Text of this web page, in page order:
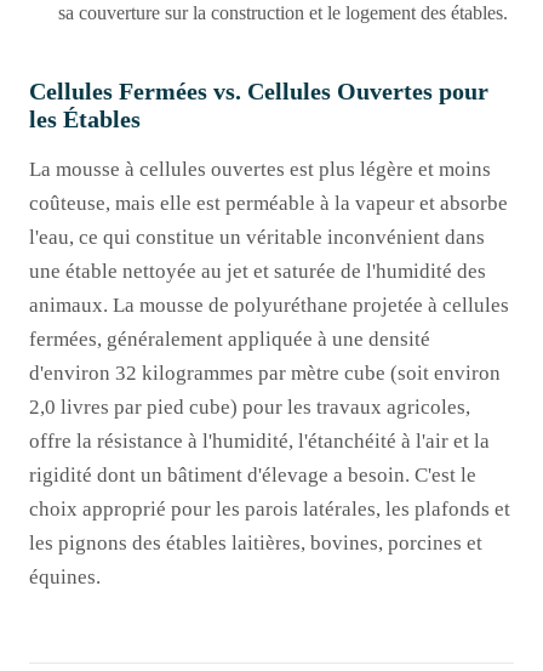
sa couverture sur la construction et le logement des étables.
Cellules Fermées vs. Cellules Ouvertes pour
les Étables
La mousse à cellules ouvertes est plus légère et moins
coûteuse, mais elle est perméable à la vapeur et absorbe
l'eau, ce qui constitue un véritable inconvénient dans
une étable nettoyée au jet et saturée de l'humidité des
animaux. La mousse de polyuréthane projetée à cellules
fermées, généralement appliquée à une densité
d'environ 32 kilogrammes par mètre cube (soit environ
2,0 livres par pied cube) pour les travaux agricoles,
offre la résistance à l'humidité, l'étanchéité à l'air et la
rigidité dont un bâtiment d'élevage a besoin. C'est le
choix approprié pour les parois latérales, les plafonds et
les pignons des étables laitières, bovines, porcines et
équines.